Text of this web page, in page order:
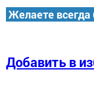
Желаете всегда
Добавить в